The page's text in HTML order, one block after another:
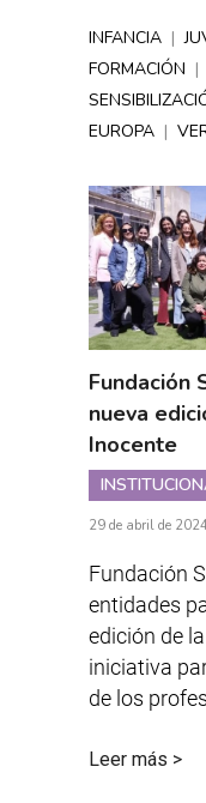
INFANCIA |
FORMACIÓN |
EUROPA |
Fundación
nueva
Inocente
29 de abril de 2024
Fundación
entidades
edición de
iniciativa
de los
Leer más >